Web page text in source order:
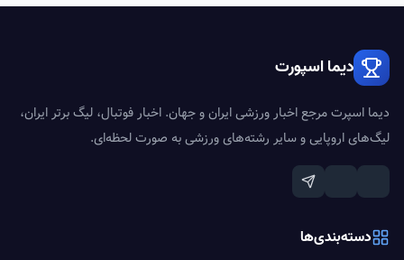
دیما اسپورت
دیما اسپرت مرجع اخبار ورزشی ایران و جهان. اخبار فوتبال، لیگ برتر ایران،
لیگ‌های اروپایی و سایر رشته‌های ورزشی به صورت لحظه‌ای.
دسته‌بندی‌ها